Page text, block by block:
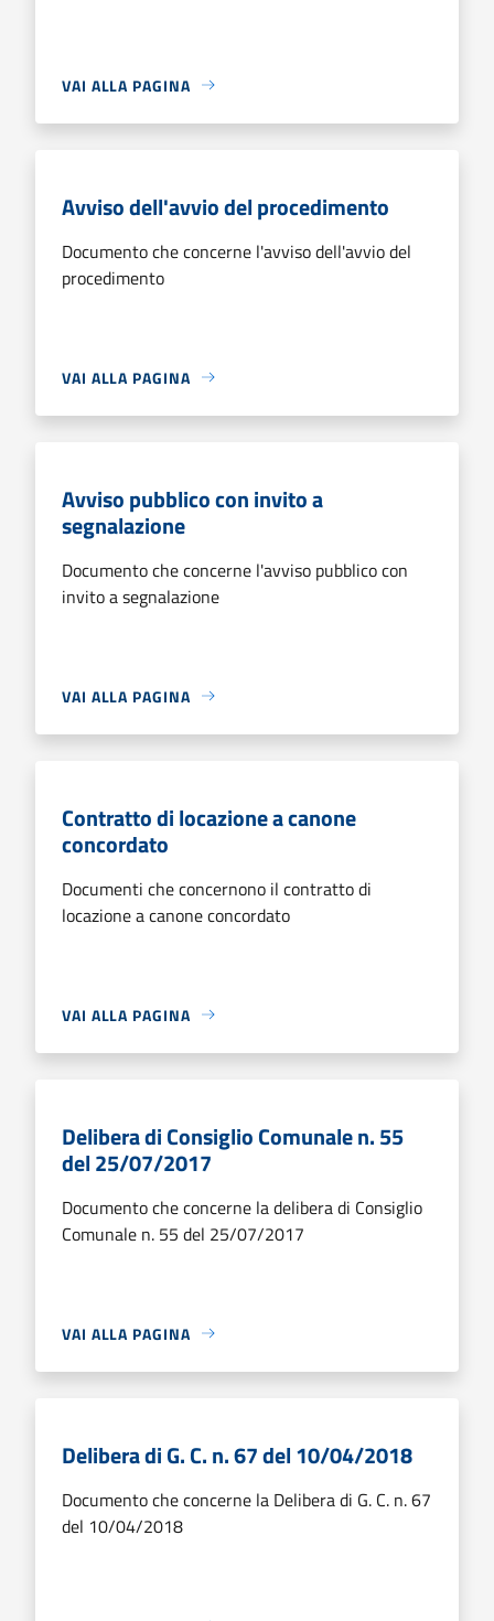
VAI ALLA PAGINA
Avviso dell'avvio del procedimento
Documento che concerne l'avviso dell'avvio del
procedimento
VAI ALLA PAGINA
Avviso pubblico con invito a
segnalazione
Documento che concerne l'avviso pubblico con
invito a segnalazione
VAI ALLA PAGINA
Contratto di locazione a canone
concordato
Documenti che concernono il contratto di
locazione a canone concordato
VAI ALLA PAGINA
Delibera di Consiglio Comunale n. 55
del 25/07/2017
Documento che concerne la delibera di Consiglio
Comunale n. 55 del 25/07/2017
VAI ALLA PAGINA
Delibera di G. C. n. 67 del 10/04/2018
Documento che concerne la Delibera di G. C. n. 67
del 10/04/2018